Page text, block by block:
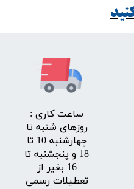
​ساعت کاری :
روزهای شنبه تا
چهارشنبه 10 تا
18 و پنجشنبه تا
16 بغیر از
تعطیلات رسمی